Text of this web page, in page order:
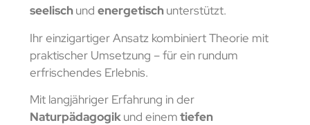
seelischund energetischunterstützt.
Ihr einzigartiger Ansatz kombiniert Theorie mit
praktischer Umsetzung – für ein rundum
erfrischendes Erlebnis.
Mit langjähriger Erfahrung in der
Naturpädagogikund einemtiefen